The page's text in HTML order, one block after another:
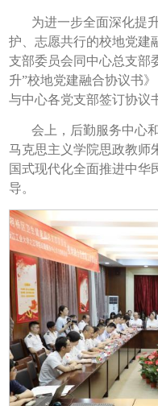
为进一步全面深化提
护、志愿共行的校地党建
支部委员会同中心总支部
升”校地党建融合协议书
与中心各党支部签订协议
会上，后勤服务中心
马克思主义学院思政教师
国式现代化全面推进中华
导。